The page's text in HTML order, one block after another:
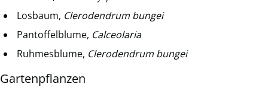
Losbaum, Clerodendrum bungei
Pantoffelblume, Calceolaria
Ruhmesblume, Clerodendrum bungei
Gartenpflanzen